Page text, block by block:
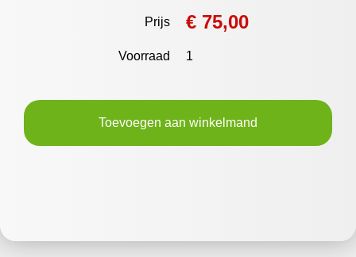
Prijs € 75,00
Voorraad 1
Toevoegen aan winkelmand